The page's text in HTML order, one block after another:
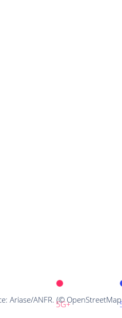
5G+
Ariase/ANFR. (© OpenStreetMap